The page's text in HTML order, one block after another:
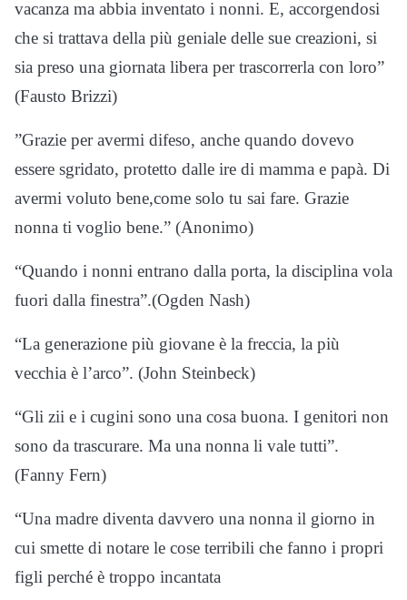
vacanza ma abbia inventato i nonni. E, accorgendosi
che si trattava della più geniale delle sue creazioni, si
sia preso una giornata libera per trascorrerla con loro”
(Fausto Brizzi)
”Grazie per avermi difeso, anche quando dovevo
essere sgridato, protetto dalle ire di mamma e papà. Di
avermi voluto bene,come solo tu sai fare. Grazie
nonna ti voglio bene.” (Anonimo)
“Quando i nonni entrano dalla porta, la disciplina vola
fuori dalla finestra”.(Ogden Nash)
“La generazione più giovane è la freccia, la più
vecchia è l’arco”. (John Steinbeck)
“Gli zii e i cugini sono una cosa buona. I genitori non
sono da trascurare. Ma una nonna li vale tutti”.
(Fanny Fern)
“Una madre diventa davvero una nonna il giorno in
cui smette di notare le cose terribili che fanno i propri
figli perché è troppo incantata